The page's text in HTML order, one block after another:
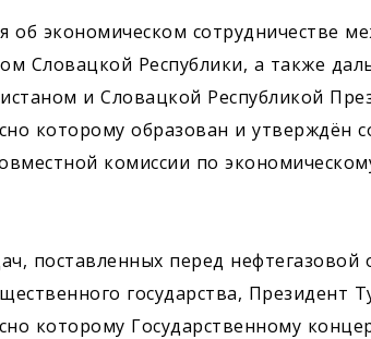
об экономическом сотрудничестве
Словацкой Республики, а также
и Словацкой Респуб­ликой
которому образован и утверждён
комиссии по
поставленных перед нефтегазовой
государства, Президент
которому Государственному